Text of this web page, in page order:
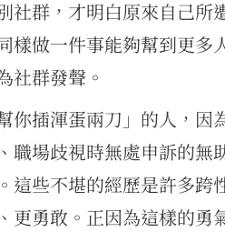
社群，才明白原來自己所
樣做一件事能夠幫到更多
社群發聲。
你插渾蛋兩刀」的人，因
職場歧視時無處申訴的無
這些不堪的經歷是許多跨
更勇敢。正因為這樣的勇